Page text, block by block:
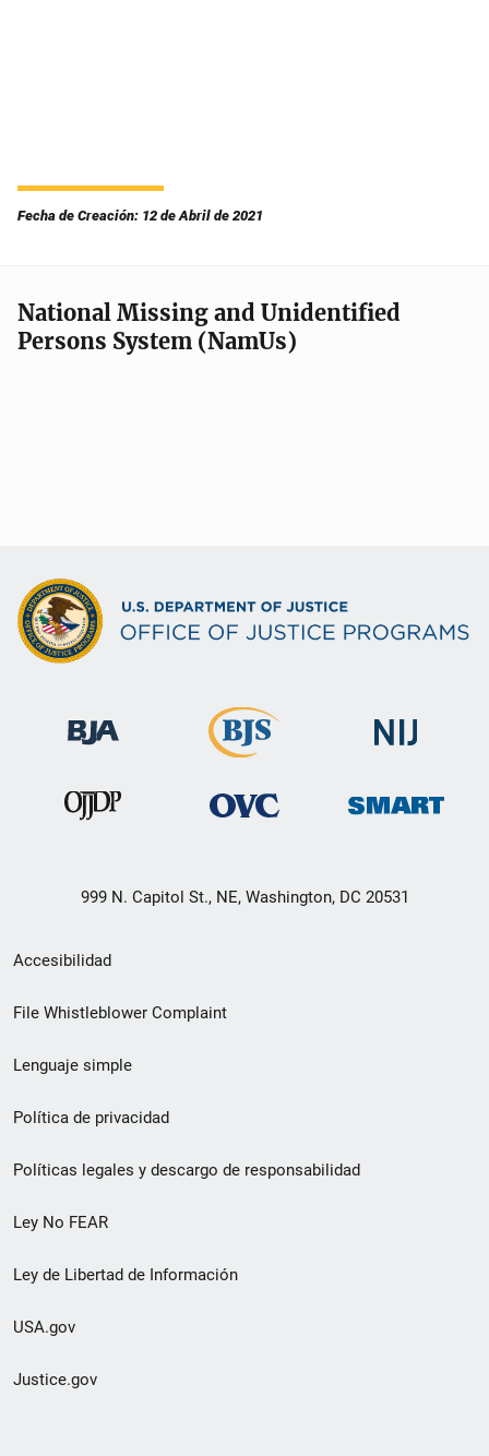
Fecha de Creación: 12 de Abril de 2021
National Missing and Unidentified
Persons System (NamUs)
999 N. Capitol St., NE, Washington, DC 20531
Menú
de
de
pie
de
página
Accesibilidad
File Whistleblower Complaint
Lenguaje simple
Política de privacidad
Políticas legales y descargo de responsabilidad
Ley No FEAR
Ley de Libertad de Información
USA.gov
Justice.gov